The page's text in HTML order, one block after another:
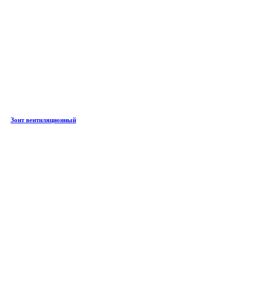
Зонт вентиляционный